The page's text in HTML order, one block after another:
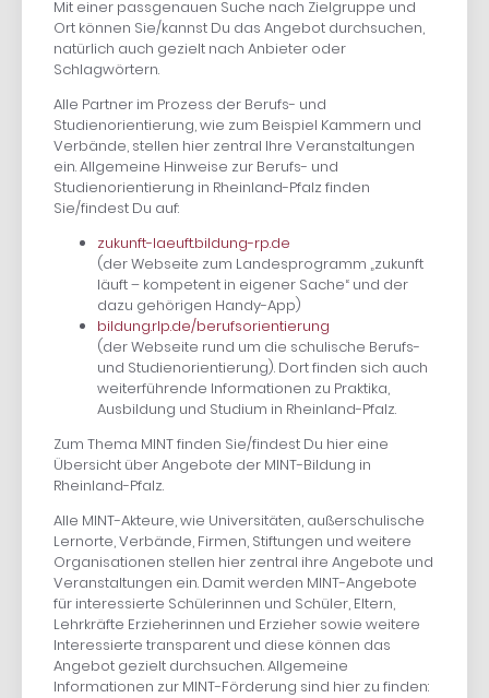
Mit einer passgenauen Suche nach Zielgruppe und
Ort können Sie/kannst Du das Angebot durchsuchen,
natürlich auch gezielt nach Anbieter oder
Schlagwörtern.
Alle Partner im Prozess der Berufs- und
Studienorientierung, wie zum Beispiel Kammern und
Verbände, stellen hier zentral Ihre Veranstaltungen
ein. Allgemeine Hinweise zur Berufs- und
Studienorientierung in Rheinland-Pfalz finden
Sie/findest Du auf:
zukunft-laeuft.bildung-rp.de
(der Webseite zum Landesprogramm „zukunft
läuft – kompetent in eigener Sache“ und der
dazu gehörigen Handy-App)
bildung.rlp.de/berufsorientierung
(der Webseite rund um die schulische Berufs-
und Studienorientierung). Dort finden sich auch
weiterführende Informationen zu Praktika,
Ausbildung und Studium in Rheinland-Pfalz.
Zum Thema MINT finden Sie/findest Du hier eine
Übersicht über Angebote der MINT-Bildung in
Rheinland-Pfalz.
Alle MINT-Akteure, wie Universitäten, außerschulische
Lernorte, Verbände, Firmen, Stiftungen und weitere
Organisationen stellen hier zentral ihre Angebote und
Veranstaltungen ein. Damit werden MINT-Angebote
für interessierte Schülerinnen und Schüler, Eltern,
Lehrkräfte Erzieherinnen und Erzieher sowie weitere
Interessierte transparent und diese können das
Angebot gezielt durchsuchen. Allgemeine
Informationen zur MINT-Förderung sind hier zu finden: